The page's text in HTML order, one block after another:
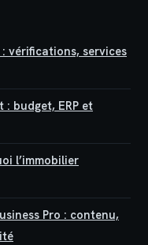
vérifications, services
budget, ERP et
l’immobilier
Pro : contenu,